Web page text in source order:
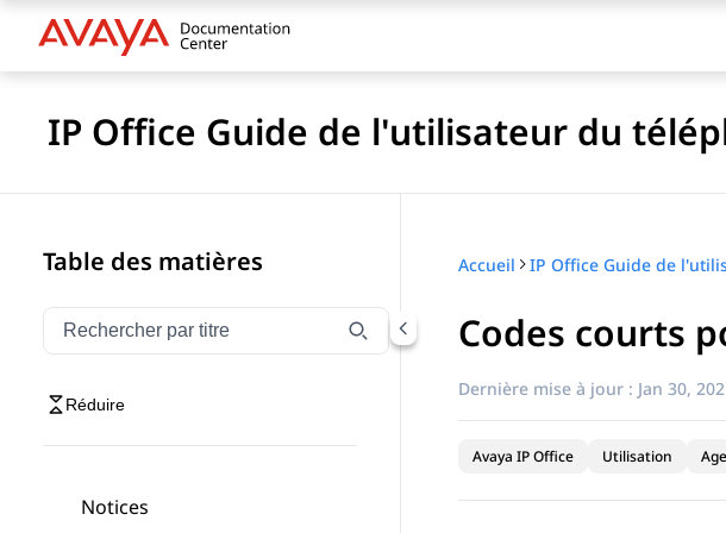
IP Office Guide de l'utilisateur du
Table des matières
Filtrer la navigation par titre
Saisissez pour filtrer les éléments de navigation par titre
Réduire
Notices
Accueil
Codes courts
Dernière mise à jour : Jan 30,
Avaya IP Office Utilisation